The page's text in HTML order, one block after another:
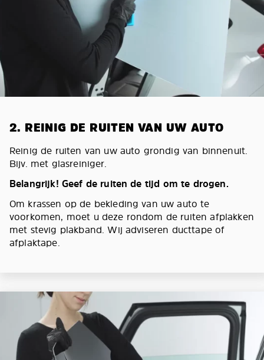
2. REINIG DE RUITEN VAN UW AUTO
Reinig de ruiten van uw auto grondig van binnenuit.
Bijv. met glasreiniger.
Belangrijk! Geef de ruiten de tijd om te drogen.
Om krassen op de bekleding van uw auto te
voorkomen, moet u deze rondom de ruiten afplakken
met stevig plakband. Wij adviseren ducttape of
afplaktape.